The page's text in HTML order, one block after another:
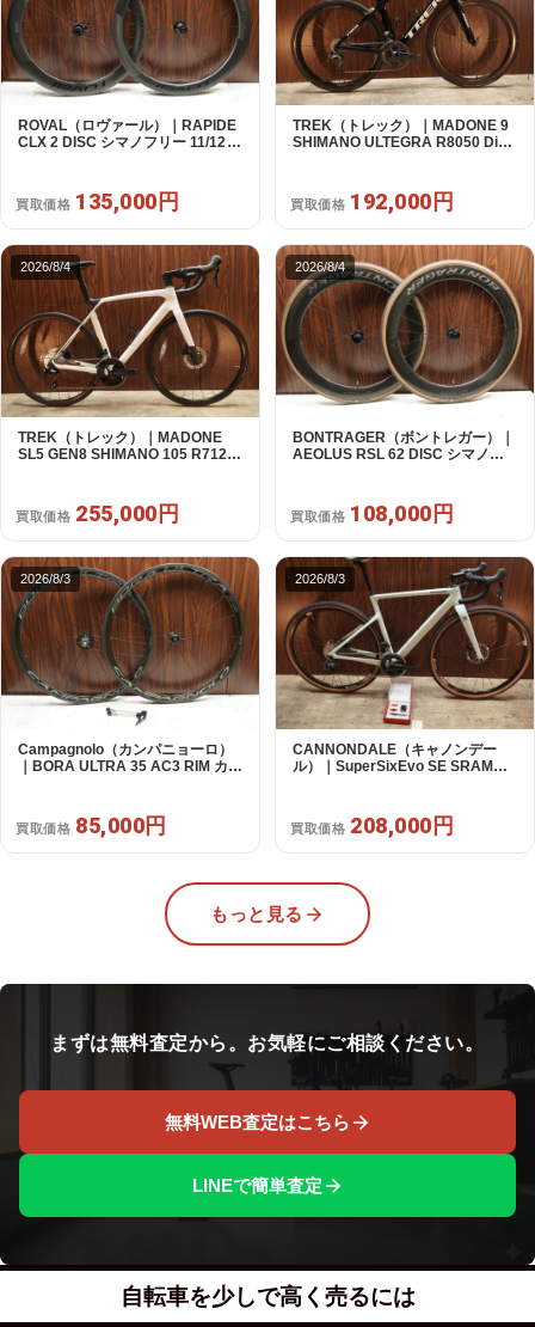
ROVAL（ロヴァール）｜RAPIDE
CLX 2 DISC シマノフリー 11/12s
買取価格 135,000円
TREK（トレック）｜MADONE 9
SHIMANO ULTEGRA R8050 Di2
買取価格 192,000円
2026/8/4
TREK（トレック）｜MADONE
SL5 GEN8 SHIMANO 105 R7120
買取価格 255,000円
2026/8/4
BONTRAGER（ボントレガー）｜
AEOLUS RSL 62 DISC シマノフ
買取価格 108,000円
2026/8/3
Campagnolo（カンパニョーロ）
｜BORA ULTRA 35 AC3 RIM カン
買取価格 85,000円
2026/8/3
CANNONDALE（キャノンデー
ル）｜SuperSixEvo SE SRAM
年｜美品｜買取金額 208,000円
買取価格 208,000円
もっと見る
まずは無料査定から。お気軽にご相談ください。
無料WEB査定はこちら
LINEで簡単査定
自転車を少しで高く売るには